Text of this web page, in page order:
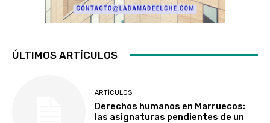
ÚLTIMOS ARTÍCULOS
ARTÍCULOS
Derechos humanos en Marruecos:
las asignaturas pendientes de un